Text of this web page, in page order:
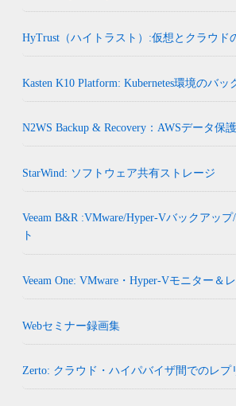
HyTrust（ハイトラスト）:仮想とクラウド
Kasten K10 Platform: Kubernetes環境のバ
N2WS Backup & Recovery：AWSデータ保
StarWind: ソフトウェア共有ストレージ
Veeam B&R :VMware/Hyper-Vバックアッ
ト
Veeam One: VMware・Hyper-Vモニター＆
Webセミナー録画集
Zerto: クラウド・ハイパバイザ間でのレプ